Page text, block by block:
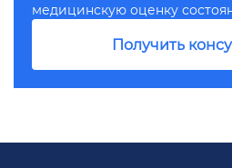
медицинскую оценку
Получить